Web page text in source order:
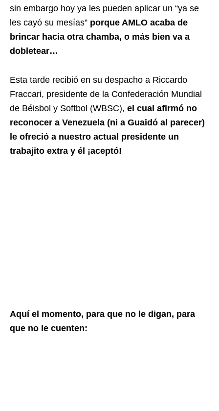
sin embargo hoy ya les pueden aplicar un “ya se
les cayó su mesías” porque AMLO acaba de
brincar hacia otra chamba, o más bien va a
dobletear…
Esta tarde recibió en su despacho a Riccardo
Fraccari, presidente de la Confederación Mundial
de Béisbol y Softbol (WBSC), el cual afirmó no
reconocer a Venezuela (ni a Guaidó al parecer)
le ofreció a nuestro actual presidente un
trabajito extra y él ¡aceptó!
Aquí el momento, para que no le digan, para
que no le cuenten: